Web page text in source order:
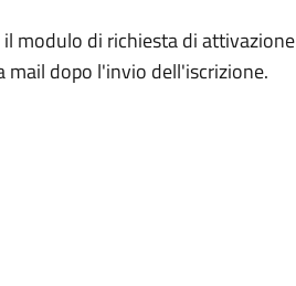
modulo di richiesta di attivazione
mail dopo l'invio dell'iscrizione.